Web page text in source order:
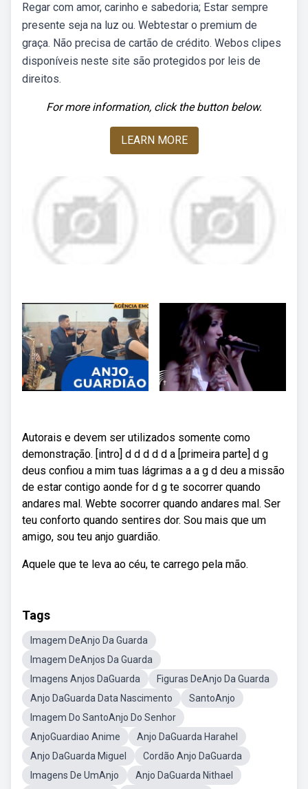
Regar com amor, carinho e sabedoria; Estar sempre
presente seja na luz ou. Webtestar o premium de
graça. Não precisa de cartão de crédito. Webos clipes
disponíveis neste site são protegidos por leis de
direitos.
For more information, click the button below.
LEARN MORE
Autorais e devem ser utilizados somente como
demonstração. [intro] d d d d d a [primeira parte] d g
deus confiou a mim tuas lágrimas a a g d deu a missão
de estar contigo aonde for d g te socorrer quando
andares mal. Webte socorrer quando andares mal. Ser
teu conforto quando sentires dor. Sou mais que um
amigo, sou teu anjo guardião.
Aquele que te leva ao céu, te carrego pela mão.
Tags
Imagem DeAnjo Da Guarda
Imagem DeAnjos Da Guarda
Imagens Anjos DaGuarda
Figuras DeAnjo Da Guarda
Anjo DaGuarda Data Nascimento
SantoAnjo
Imagem Do SantoAnjo Do Senhor
AnjoGuardiao Anime
Anjo DaGuarda Harahel
Anjo DaGuarda Miguel
Cordão Anjo DaGuarda
Imagens De UmAnjo
Anjo DaGuarda Nithael